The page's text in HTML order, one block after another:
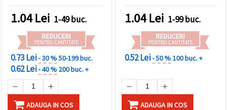
1.04Lei 1-49 buc.
REDUCERI
PENTRU CANTITATE
0.73 Lei- 30 %50-199 buc.
0.62 Lei- 40 % 200 buc. +
ADAUGA IN COS
1.04Lei 1-99 buc.
REDUCERI
PENTRU CANTITATE
0.52 Lei- 50 %100 buc. +
ADAUGA IN COS